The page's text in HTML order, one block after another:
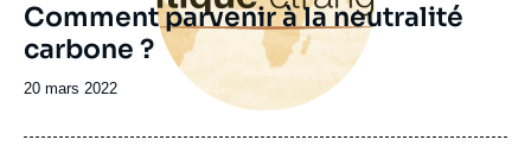
Comment parvenir à la neutralité
carbone ?
Date
publication
20 mars 2022